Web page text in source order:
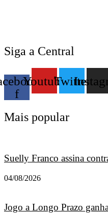
Siga a Central
f
YoutubeTwitter
Mais popular
Suelly Franco assina
04/08/2026
Jogo a Longo Prazo